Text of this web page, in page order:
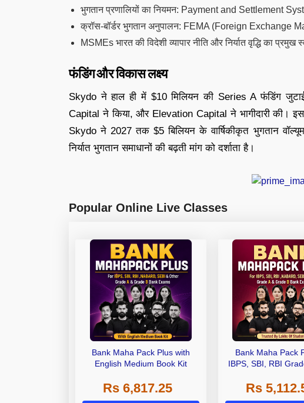
भुगतान प्रणालियों का नियमन: Payment and Settlement
क्रॉस-बॉर्डर भुगतान अनुपालन: FEMA (Foreign Exchange
MSMEs भारत की विदेशी व्यापार नीति और निर्यात वृद्धि का प्रमुख
फंडिंग और विकास लक्ष्य
Skydo ने हाल ही में $10 मिलियन की Series A फंडिंग
Capital ने किया, और Elevation Capital ने भागीदारी की।
Skydo ने 2027 तक $5 बिलियन के वार्षिकीकृत भुगतान वॉल्यूम
निर्यात भुगतान समाधानों की बढ़ती मांग को दर्शाता है।
Popular Online Live Classes
Bank Maha Pack Plus with
English Medium Book Kit
Rs 6,817.25
Bank Maha Pack
IBPS, SBI, RBI
Other Grade A &
Exams
Rs